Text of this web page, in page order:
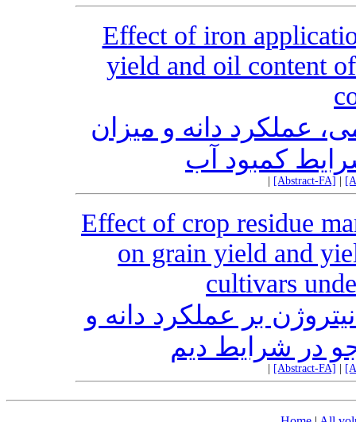
Effect of iron
yield and oil content
عملکرد دانه و میزان
کمبود آب
[Abstract-FA]
Effect of crop residue
on grain yield and
cultivars
بر عملکرد دانه و
در شرایط دیم
[Abstract-FA]